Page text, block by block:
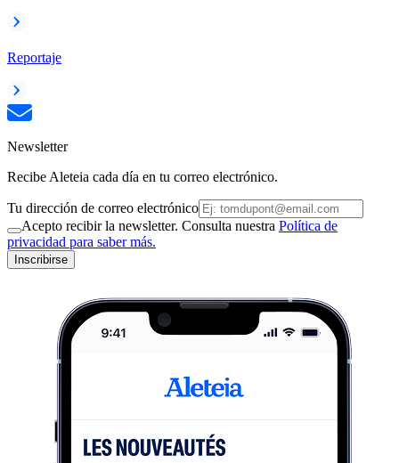
Reportaje
Newsletter
Recibe Aleteia cada día en tu correo electrónico.
Tu dirección de correo electrónico
Acepto recibir la newsletter. Consulta nuestra Política de
privacidad para saber más.
Inscribirse